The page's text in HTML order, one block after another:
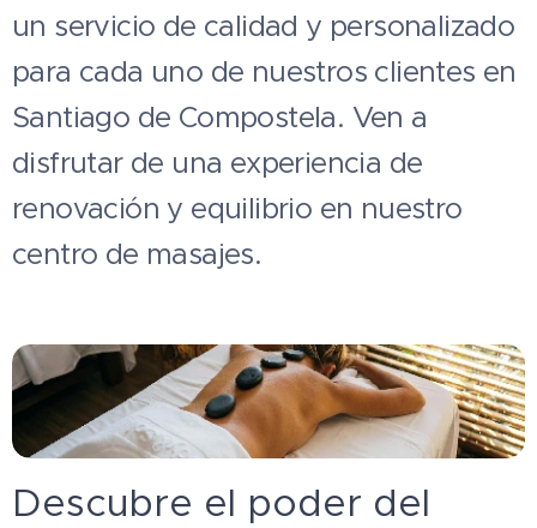
un servicio de calidad y personalizado
para cada uno de nuestros clientes en
Santiago de Compostela. Ven a
disfrutar de una experiencia de
renovación y equilibrio en nuestro
centro de masajes.
Descubre el poder del